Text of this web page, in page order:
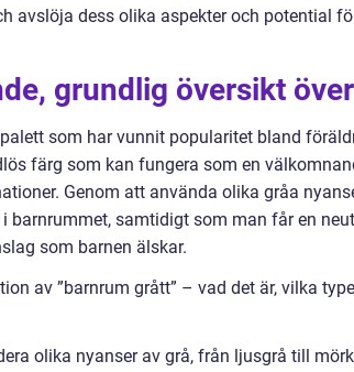
avslöja dess olika aspekter och potential
grundlig översikt
som har vunnit popularitet bland
färg som kan fungera som en
Genom att använda olika gråa
barnrummet, samtidigt som man får en
som barnen älskar.
av ”barnrum grått” – vad det är, vilka
olika nyanser av grå, från ljusgrå till